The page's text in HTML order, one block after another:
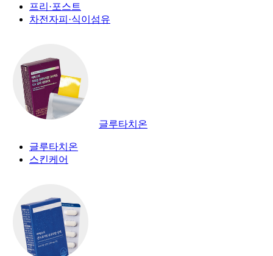
프리·포스트
차전자피·식이섬유
글루타치온
글루타치온
스킨케어